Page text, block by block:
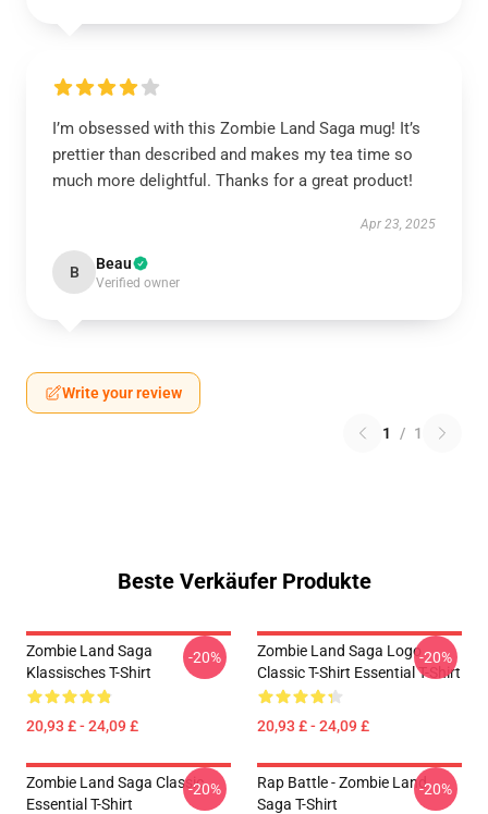
I’m obsessed with this Zombie Land Saga mug! It’s
prettier than described and makes my tea time so
much more delightful. Thanks for a great product!
Apr 23, 2025
B Beau
Verified owner
Write your review
1 / 1
Beste Verkäufer Produkte
Zombie Land Saga
Klassisches T-Shirt
20,93 £ - 24,09 £
-20%
Zombie Land Saga Logo
Classic T-Shirt Essential T-Shirt
20,93 £ - 24,09 £
-20%
Zombie Land Saga Classic
Essential T-Shirt
-20%
Rap Battle - Zombie Land
Saga T-Shirt
-20%